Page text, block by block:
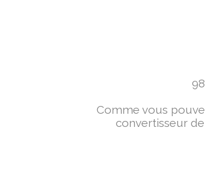
Comme vous
convertisseur